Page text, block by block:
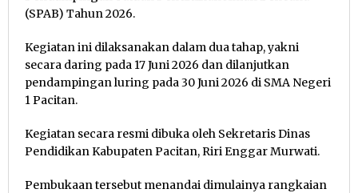
(SPAB) Tahun 2026.
Kegiatan ini dilaksanakan dalam dua tahap, yakni
secara daring pada 17 Juni 2026 dan dilanjutkan
pendampingan luring pada 30 Juni 2026 di SMA Negeri
1 Pacitan.
Kegiatan secara resmi dibuka oleh Sekretaris Dinas
Pendidikan Kabupaten Pacitan, Riri Enggar Murwati.
Pembukaan tersebut menandai dimulainya rangkaian